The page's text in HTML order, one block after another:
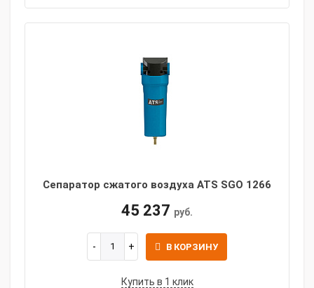
Сепаратор сжатого воздуха ATS SGO 1266
45 237 руб.
В КОРЗИНУ
Купить в 1 клик